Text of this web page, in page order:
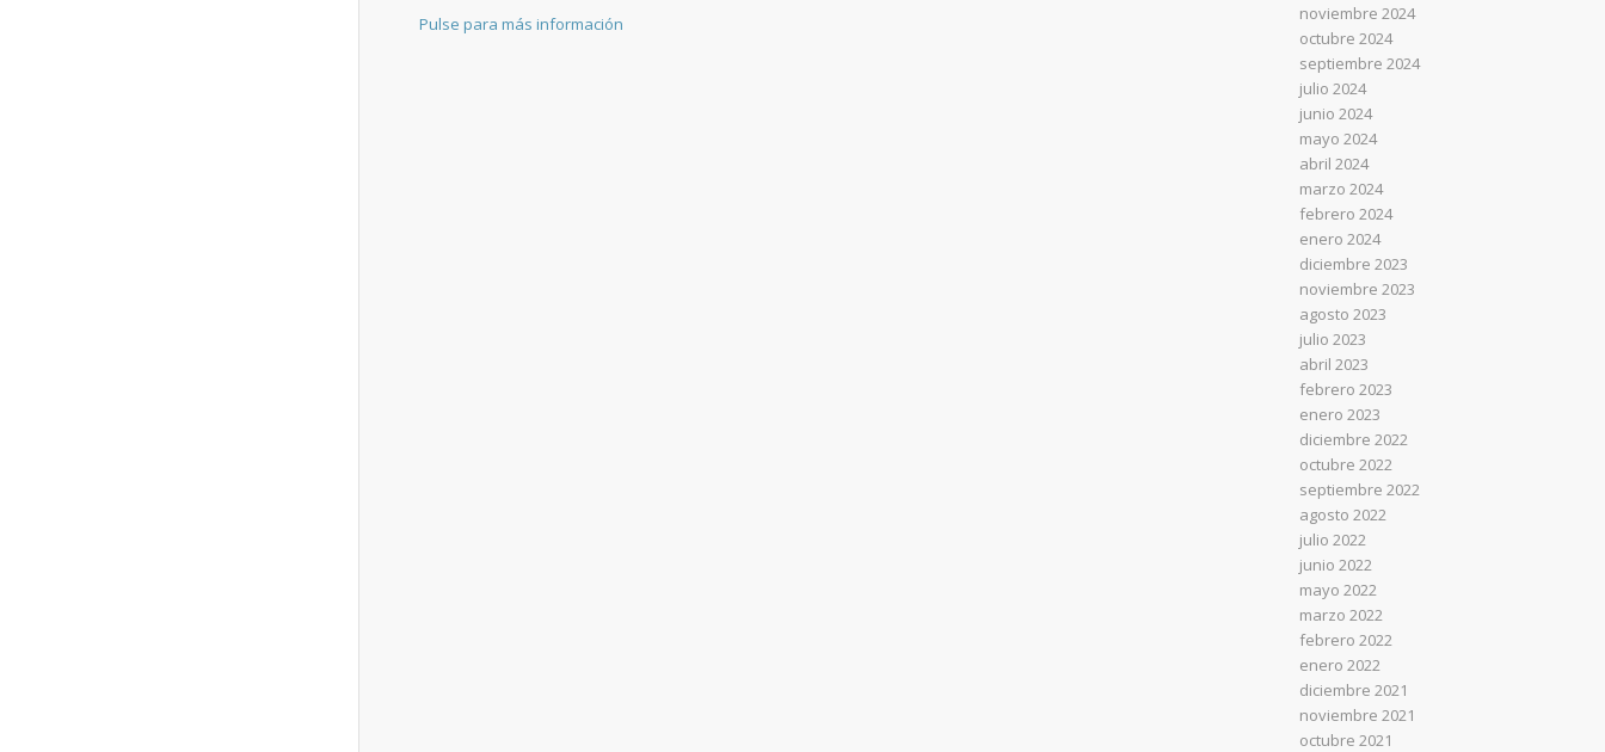
Pulse para más información
noviembre 2024
octubre 2024
septiembre 2024
julio 2024
junio 2024
mayo 2024
abril 2024
marzo 2024
febrero 2024
enero 2024
diciembre 2023
noviembre 2023
agosto 2023
julio 2023
abril 2023
febrero 2023
enero 2023
diciembre 2022
octubre 2022
septiembre 2022
agosto 2022
julio 2022
junio 2022
mayo 2022
marzo 2022
febrero 2022
enero 2022
diciembre 2021
noviembre 2021
octubre 2021